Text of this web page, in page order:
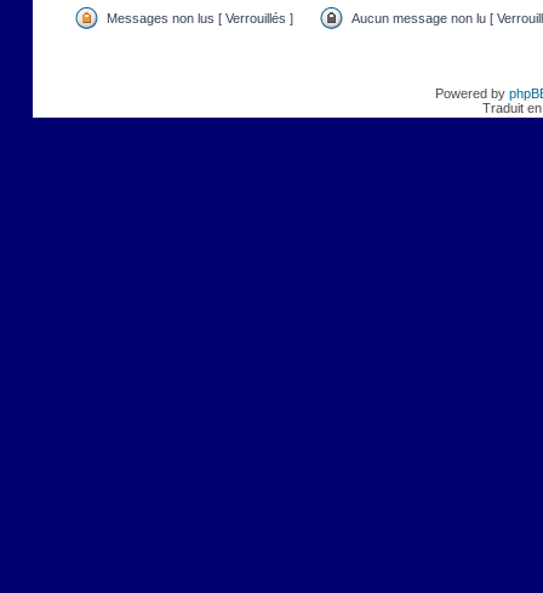
Messages non lus [ Verrouillés ] Aucun message non lu [
Powered by
Traduit